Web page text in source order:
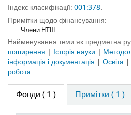
Індекс класифікації: 001:378.
Примітки щодо фінансування:
Члени НТШ
Найменування теми як предметна
поширення | Історія науки |
інформація і документація | Освіта |
робота
Фонди ( 1 ) Примітки ( 1 )